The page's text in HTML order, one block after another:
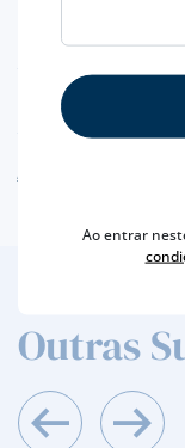
INFORMAÇÃO
AVISO
Outras
Ao entrar